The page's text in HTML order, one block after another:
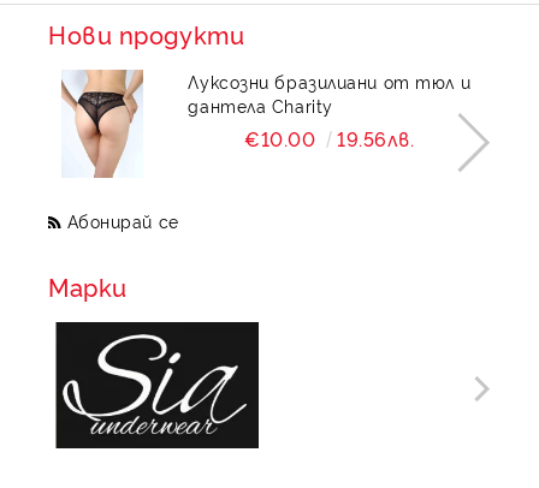
Нови продукти
Луксозни бразилиани от тюл и
дантела Charity
€10.00 19.56лв.
Абонирай се
Марки